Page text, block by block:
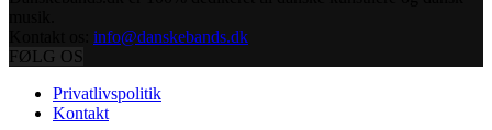
info@danskebands.dk
FØLG OS
Privatlivspolitik
Kontakt